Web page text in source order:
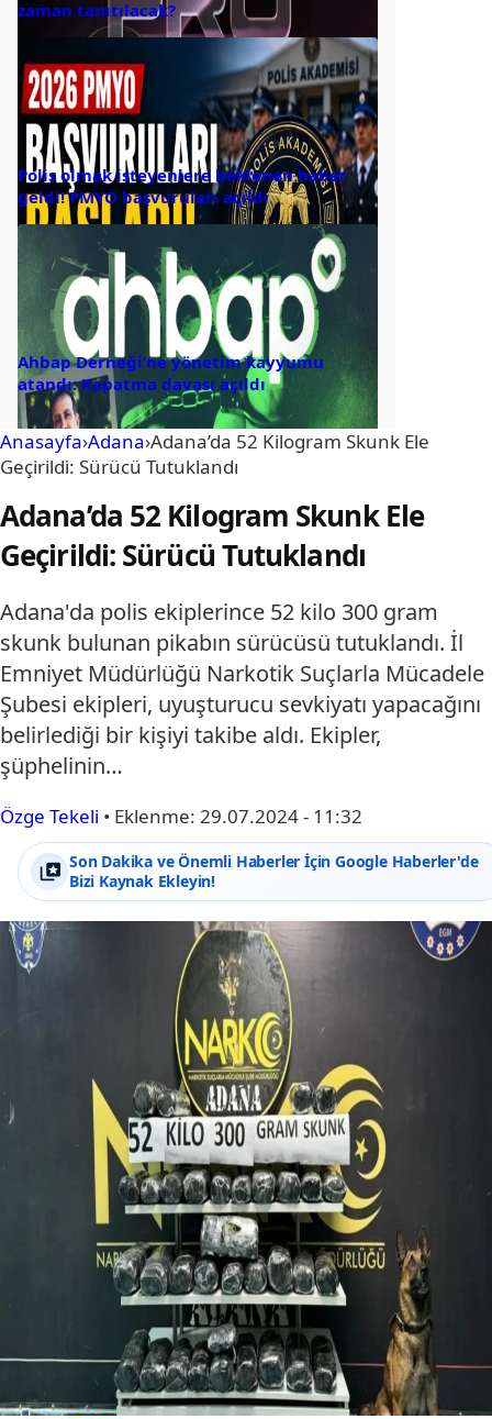
zaman tanıtılacak?
Polis olmak isteyenlere beklenen haber
geldi! PMYO başvuruları açıldı
Ahbap Derneği’ne yönetim kayyumu
atandı: Kapatma davası açıldı
Anasayfa›Adana›Adana’da 52 Kilogram Skunk Ele
Geçirildi: Sürücü Tutuklandı
Adana’da 52 Kilogram Skunk Ele
Geçirildi: Sürücü Tutuklandı
Adana'da polis ekiplerince 52 kilo 300 gram
skunk bulunan pikabın sürücüsü tutuklandı. İl
Emniyet Müdürlüğü Narkotik Suçlarla Mücadele
Şubesi ekipleri, uyuşturucu sevkiyatı yapacağını
belirlediği bir kişiyi takibe aldı. Ekipler,
şüphelinin…
Özge Tekeli • Eklenme: 29.07.2024 - 11:32
Son Dakika ve Önemli Haberler İçin Google Haberler'de
Bizi Kaynak Ekleyin!